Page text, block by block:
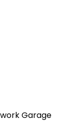
Garage